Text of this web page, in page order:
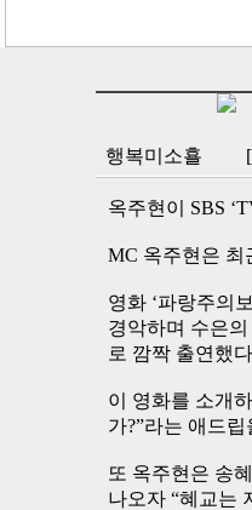
행복미소횰
옥주현이 SBS
MC 옥주현은 최
영화 ‘파랑주의
경악하며 수은
로 깜짝 출연했
이 영화를 소개
가?”라는 애드
또 옥주현은 송
나오자 “혜교는